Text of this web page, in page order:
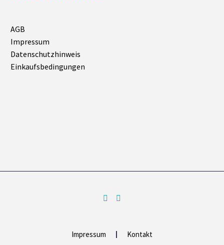
AGB
Impressum
Datenschutzhinweis
Einkaufsbedingungen
Impressum Kontakt